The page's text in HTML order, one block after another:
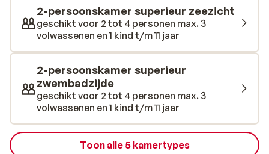
2-persoonskamer superieur zeezicht
geschikt voor 2 tot 4 personen max. 3
volwassenen en 1 kind t/m 11 jaar
2-persoonskamer superieur
zwembadzijde
geschikt voor 2 tot 4 personen max. 3
volwassenen en 1 kind t/m 11 jaar
Toon alle 5 kamertypes